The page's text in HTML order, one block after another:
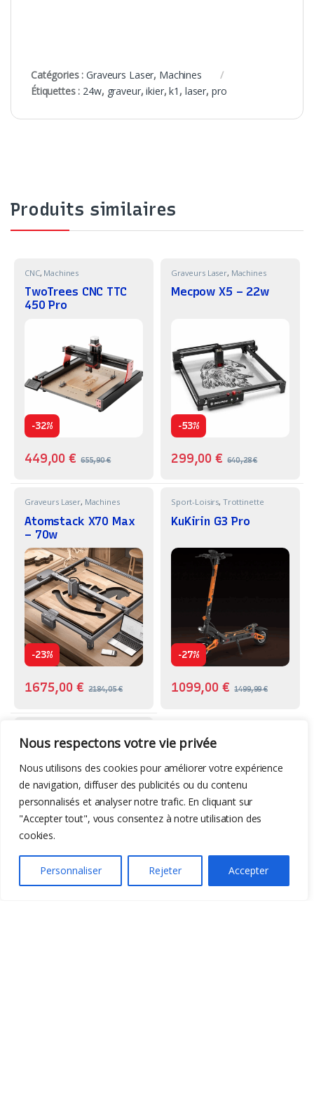
Nous respectons votre vie privée
Nous utilisons des cookies pour améliorer votre expérience
de navigation, diffuser des publicités ou du contenu
personnalisés et analyser notre trafic. En cliquant sur
"Accepter tout", vous consentez à notre utilisation des
cookies.
Personnaliser Rejeter Accepter
Catégories :Graveurs Laser, Machines
Étiquettes : 24w, graveur,ikier,k1 , laser, pro
Produits similaires
CNC, Machines
TwoTrees CNC TTC
450 Pro
-32%
449,00€ 655,90€
Graveurs Laser, Machines
Mecpow X5 – 22w
-53%
299,00€ 640,28€
Graveurs Laser, Machines
Atomstack X70 Max
– 70w
-23%
1675,00 € 2184,05€
Sport-Loisirs, Trottinette
KuKirin G3 Pro
-27%
1099,00 € 1499,99€
Mecpow X4 Pro –
40w
-29%